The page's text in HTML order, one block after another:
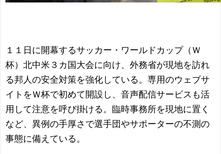
１１日に開幕するサッカー・ワールドカップ（Ｗ
杯）北中米３カ国大会に向け、外務省が現地を訪れ
る邦人の安全対策を強化している。専用のウェブサ
イトをＷ杯で初めて開設し、音声配信サービスも活
用して注意を呼び掛ける。臨時事務所を現地に置く
など、異例の手厚さで選手団やサポーターの不測の
事態に備えている。